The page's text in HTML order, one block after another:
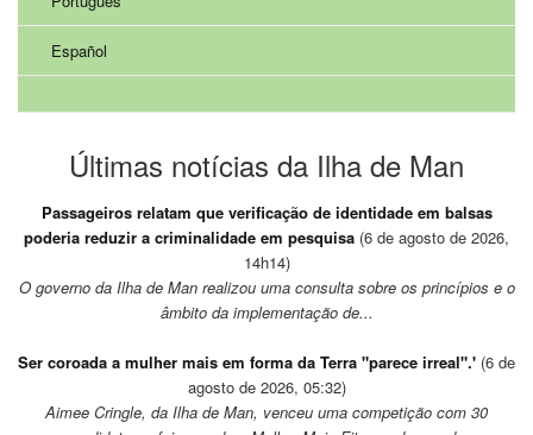
Español
Últimas notícias da Ilha de Man
Passageiros relatam que verificação de identidade em balsas
poderia reduzir a criminalidade em pesquisa (6 de agosto de 2026,
14h14)
O governo da Ilha de Man realizou uma consulta sobre os princípios e o
âmbito da implementação de...
Ser coroada a mulher mais em forma da Terra "parece irreal".' (6 de
agosto de 2026, 05:32)
Aimee Cringle, da Ilha de Man, venceu uma competição com 30